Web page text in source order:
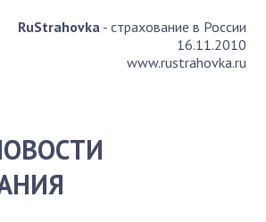
RuStrahovka- страхование в России
16.11.2010
www.rustrahovka.ru